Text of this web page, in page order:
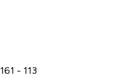
161 - 113